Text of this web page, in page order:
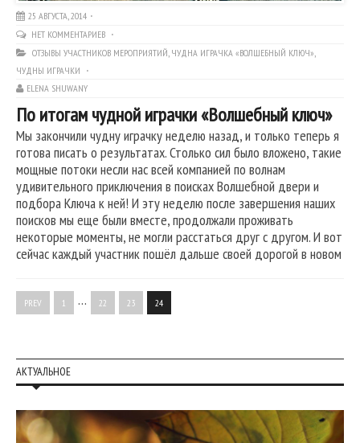
25 АВГУСТА, 2014
НЕТ КОММЕНТАРИЕВ
ОТЗЫВЫ УЧАСТНИКОВ МЕРОПРИЯТИЙ, ЧУДНА ИГРАЧКА «ВОЛШЕБНЫЙ КЛЮЧ»,
ЧУДНЫ ИГРАЧКИ
ELENA SHUWANY
По итогам чудной играчки «Волшебный ключ»
Мы закончили чудну играчку неделю назад, и только теперь я
готова писать о результатах. Столько сил было вложено, такие
мощные потоки несли нас всей компанией по волнам
удивительного приключения в поисках Волшебной двери и
подбора Ключа к ней! И эту неделю после завершения наших
поисков мы еще были вместе, продолжали проживать
некоторые моменты, не могли расстаться друг с другом. И вот
сейчас каждый участник пошёл дальше своей дорогой в новом
PREV 1 … 22 23 24
АКТУАЛЬНОЕ